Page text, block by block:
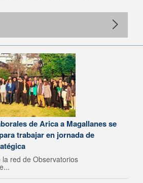
de Arica a Magallanes se
trabajar en jornada de
red de Observatorios